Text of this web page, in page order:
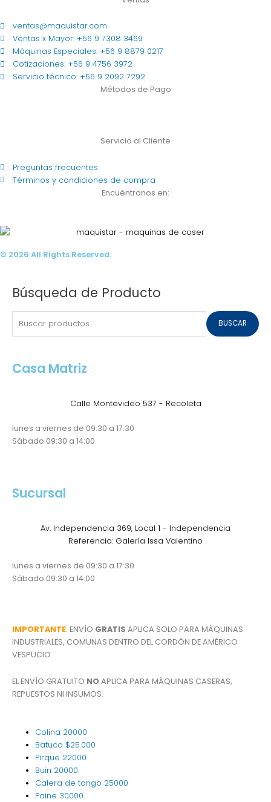
g
r
a
m
o
o
k
b
e
k
ventas@maquistar.com
Ventas x Mayor: +56 9 7308 3469
Máquinas Especiales: +56 9 8879 0217
Cotizaciones: +56 9 4756 3972
Servicio técnico: +56 9 2092 7292
Métodos de Pago
Servicio al Cliente
Preguntas frecuentes
Términos y condiciones de compra
Encuéntranos en:
© 2026 All Rights Reserved.
Búsqueda de Producto
Buscar
BUSCAR
Casa Matriz
Calle Montevideo 537 - Recoleta
lunes a viernes de 09:30 a 17:30
Sábado 09:30 a 14:00
Sucursal
Av. Independencia 369, Local 1 - Independencia
Referencia: Galería Issa Valentino
lunes a viernes de 09:30 a 17:30
Sábado 09:30 a 14:00
IMPORTANTE: ENVÍO GRATIS APLICA SOLO PARA MÁQUINAS
INDUSTRIALES, COMUNAS DENTRO DEL CORDÓN DE AMÉRICO
VESPUCIO.
EL ENVÍO GRATUITO NOAPLICA PARA MÁQUINAS CASERAS,
REPUESTOS NI INSUMOS.
Colina 20000
Batuco $25.000
Pirque 22000
Buin 20000
Calera de tango 25000
Paine 30000